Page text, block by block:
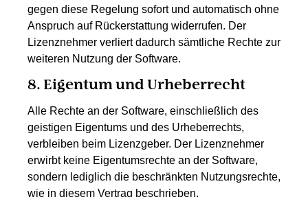
gegen diese Regelung sofort und automatisch ohne
Anspruch auf Rückerstattung widerrufen. Der
Lizenznehmer verliert dadurch sämtliche Rechte zur
weiteren Nutzung der Software.
8. Eigentum und Urheberrecht
Alle Rechte an der Software, einschließlich des
geistigen Eigentums und des Urheberrechts,
verbleiben beim Lizenzgeber. Der Lizenznehmer
erwirbt keine Eigentumsrechte an der Software,
sondern lediglich die beschränkten Nutzungsrechte,
wie in diesem Vertrag beschrieben.